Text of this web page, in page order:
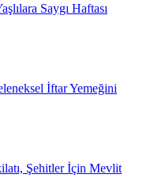
Saygı Haftası
İftar Yemeğini
Şehitler İçin Mevlit